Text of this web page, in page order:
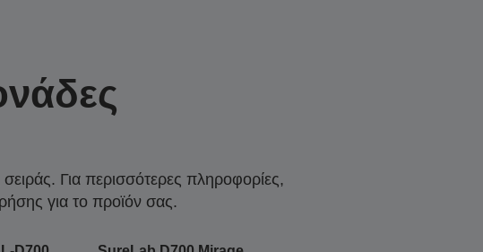
Για περισσότερες πληροφορίες,
για το προϊόν σας.